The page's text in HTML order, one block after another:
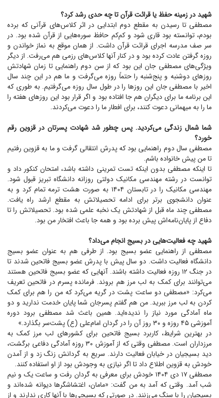
شهید در زمینه حفظ یا قرائت قرآن تا چه حدی رشد کرد؟
مصطفی تا رسیدن به مقطع دوم ابتدایی در اثر کلاس‌های قرآنی که برده
بودم، توانسته بود قاری شود و کم‌کم حافظ سوره‌هایی از قرآن شده بود. در
سر صف مدرسه اجرای قرائت قرآن داشت. از همان موقع به نماز خواندن و
روزه گرفتن عادت کرده بود و در کنار آنها کلاس‌های رزمی هم می‌رفت. از دیگر
ویژگی‌های مصطفی جان این بود که از سن دوم راهنمایی تا زمان شهادتش
روز‌های دوشنبه و پنج‌شنبه را حتماً روزه می‌گرفت و ما هم در این چند سال
اخیر با مصطفی جان این روز‌ها را در طول سال روزه می‌گرفتیم. به طوری که
این برنامه ما برای دیگران هم جا افتاده بود و اگر قرار بود این روز‌های هفته را
ما را به میهمانی دعوت کنند، برای افطار ما را دعوت می‌کردند.
شما شمال زندگی می‌کردید. پس چطور شد شهادت پسرتان در قزوین رقم
خورد؟
مصطفی سال دوم راهنمایی بود که پدرش انتقالی گرفت و ما به قزوین رفتیم
تا من پیش خانواده باشم.
تا اینکه مصطفی بدون اینکه تست تمرینی داشته باشد، امتحان کنکور داد و
توانست در رشته مهندسی مکانیک دولتی روزانه دانشگاه تبریز قبول شود.
مهندسی مکانیک را در تابستان ۱۴۰۴ به صورت هشت ترمه تمام کرد و به
عنوان دانشجوی برتر برای ادامه تحصیلاتش به مقطع ارشد راه یافت.
مصطفی چند ماه قبل از شهادتش یک نخبه علمی شده بود. تحصیلاتش را تا
دفاع از پایان‌نامه‌اش پیش برده بود و همه جا باعث افتخار من بود.
شهید چه فعالیت‌هایی در بسیج انجام می‌داد؟
مصطفی از راهنمایی عضو بسیج بود. از طرفی هم به عنوان عضو بسیج
دانشگاه فعالیت داشت. دو سال پیش با پدرش عضو بسیج فاتحین شدند تا
در جنگ ۱۲ روزه فعالیت داشته باشند. آنهایی که عضو بسیج فاتحین هستند
می‌توانند برای کمک به لب مرز هم بروند. فرمانده پسرم در فاتحین تعریف
می‌کرد: «مصطفی دو ساعت پشت در گریه می‌کرد که من را هم برای کمک
کردن به لب مرز ببرید. من هم گفتم پسرجان شما پایان خدمت ندارید و دو
ماه آمادگی مورد نیاز را ندیده‌اید. همین باعث شد مصطفی برود دوره
آموزشی ۴۵ روزه و ۳۰ روز آن را در گردان امام‌علی (ع) پشت‌سر بگذارد.»
در بهترین شرایط، کاربرد بسیج فاتحین برای کشور‌های لب مرز کمک به
مرزداران است. مصطفی وقتی که از آموزش ۳۰ روزه آمادگی دفاعی برگشت،
دید بسیجیان در خیابان فعالیت دارند. سریع به گردانش زنگ زد و از آمدن
خودش به قزوین اطلاع داد تا اگر نیازی به وجودش بود از او استفاده کنند.
مصطفی ۱۷ دی ۱۴۰۴ خودش برای معرفی به گردان رفت و ساعت یک و نیم
شب آمد. وقتی که آمد به من گفت: «مامان، اغتشاشگر‌ها دیوانه شده‌اند و
بسیجیان را با سنگ می‌زنند. در صورتی که بسیجی‌ها با آنها کاری ندارند و از